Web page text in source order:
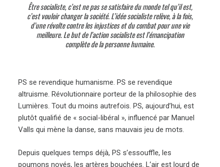
Être socialiste, c’est ne pas se satisfaire du monde tel qu’il est,
c’est vouloir changer la société. L’idée socialiste relève, à la fois,
d’une révolte contre les injustices et du combat pour une vie
meilleure. Le but de l’action socialiste est l’émancipation
complète de la personne humaine.
PS se revendique humanisme. PS se revendique
altruisme. Révolutionnaire porteur de la philosophie des
Lumières. Tout du moins autrefois. PS, aujourd’hui, est
plutôt qualifié de « social-libéral », influencé par Manuel
Valls qui mène la danse, sans mauvais jeu de mots.
Depuis quelques temps déjà, PS s’essouffle, les
poumons noyés, les artères bouchées. L’air est lourd de